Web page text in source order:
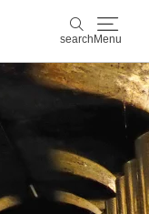
search Menu